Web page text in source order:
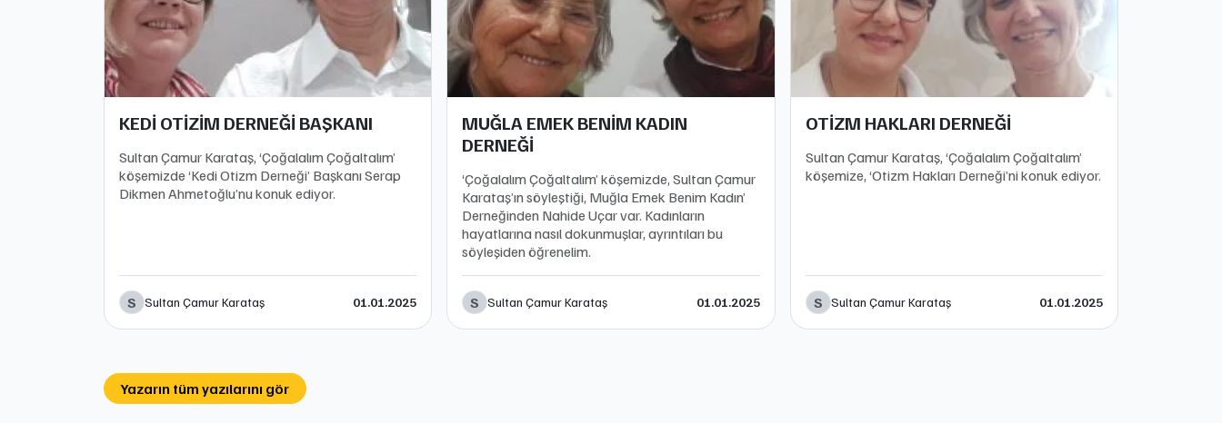
KEDİ OTİZİM DERNEĞİ BAŞKANI
Sultan Çamur Karataş, ‘Çoğalalım Çoğaltalım’
köşemizde ‘Kedi Otizm Derneği’ Başkanı Serap
Dikmen Ahmetoğlu’nu konuk ediyor.
S Sultan Çamur Karataş 01.01.2025
MUĞLA EMEK BENİM KADIN
DERNEĞİ
‘Çoğalalım Çoğaltalım’ köşemizde, Sultan Çamur
Karataş’ın söyleştiği, Muğla Emek Benim Kadın’
Derneğinden Nahide Uçar var. Kadınların
hayatlarına nasıl dokunmuşlar, ayrıntıları bu
söyleşiden öğrenelim.
S Sultan Çamur Karataş 01.01.2025
OTİZM HAKLARI DERNEĞİ
Sultan Çamur Karataş, ‘Çoğalalım Çoğaltalım’
köşemize, ‘Otizm Hakları Derneği’ni konuk ediyor.
S Sultan Çamur Karataş 01.01.2025
Yazarın tüm yazılarını gör